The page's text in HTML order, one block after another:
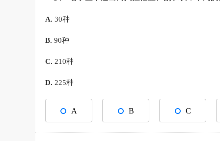
A. 30种
B. 90种
C. 210种
D. 225种
A B C